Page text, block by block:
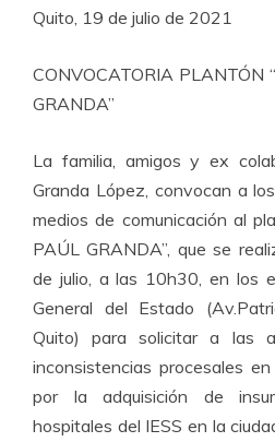
Quito, 19 de julio de 2021
CONVOCATORIA PLANTÓN
GRANDA”
La familia, amigos y ex
Granda López, convocan a
medios de comunicación al
PAÚL GRANDA”, que se
de julio, a las 10h30, en los
General del Estado (Av.
Quito) para solicitar a las
inconsistenciasprocesales
por la adquisición de
hospitales del IESS en la